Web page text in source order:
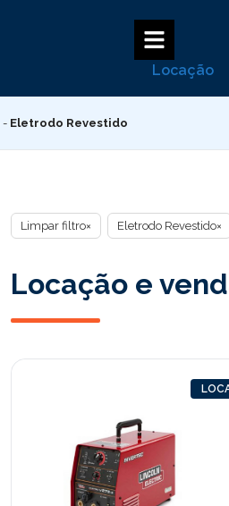
Locação
- Eletrodo Revestido
Limpar filtro× Eletrodo Revestido×
Locação e